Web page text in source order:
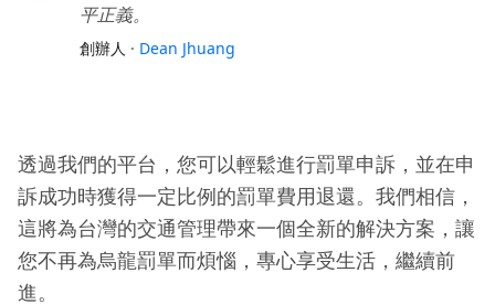
平正義。
創辦人 · Dean Jhuang
透過我們的平台，您可以輕鬆進行罰單申訴，並在申
訴成功時獲得一定比例的罰單費用退還。我們相信，
這將為台灣的交通管理帶來一個全新的解決方案，讓
您不再為烏龍罰單而煩惱，專心享受生活，繼續前
進。